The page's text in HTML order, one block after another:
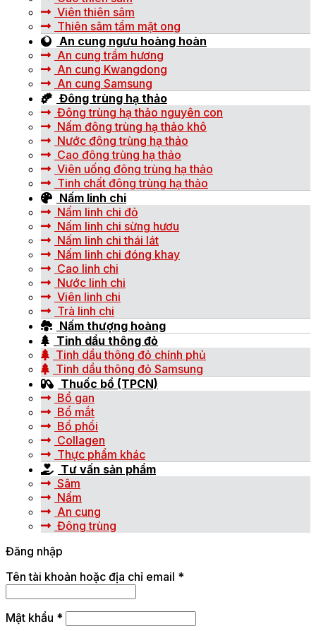
Viên thiên sâm
Thiên sâm tẩm mật ong
An cung ngưu hoàng hoàn
An cung trầm hương
An cung Kwangdong
An cung Samsung
Đông trùng hạ thảo
Đông trùng hạ thảo nguyên con
Nấm đông trùng hạ thảo khô
Nước đông trùng hạ thảo
Cao đông trùng hạ thảo
Viên uống đông trùng hạ thảo
Tinh chất đông trùng hạ thảo
Nấm linh chi
Nấm linh chi đỏ
Nấm linh chi sừng hươu
Nấm linh chi thái lát
Nấm linh chi đóng khay
Cao linh chi
Nước linh chi
Viên linh chi
Trà linh chi
Nấm thượng hoàng
Tinh dầu thông đỏ
Tinh dầu thông đỏ chính phủ
Tinh dầu thông đỏ Samsung
Thuốc bổ (TPCN)
Bổ gan
Bổ mắt
Bổ phổi
Collagen
Thực phẩm khác
Tư vấn sản phẩm
Sâm
Nấm
An cung
Đông trùng
Đăng nhập
Tên tài khoản hoặc địa chỉ email *
Mật khẩu *